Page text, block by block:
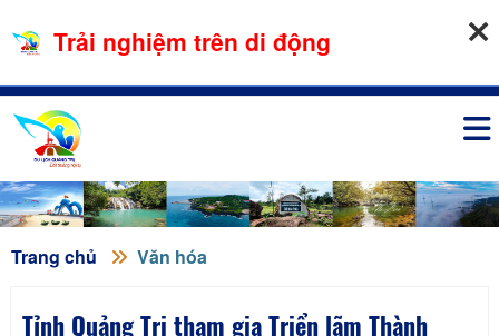
06-08-2026, 06:39:50
Trang chủ Văn hóa
Tỉnh Quảng Trị tham gia Triển lãm Thành
Trải nghiệm trên di động